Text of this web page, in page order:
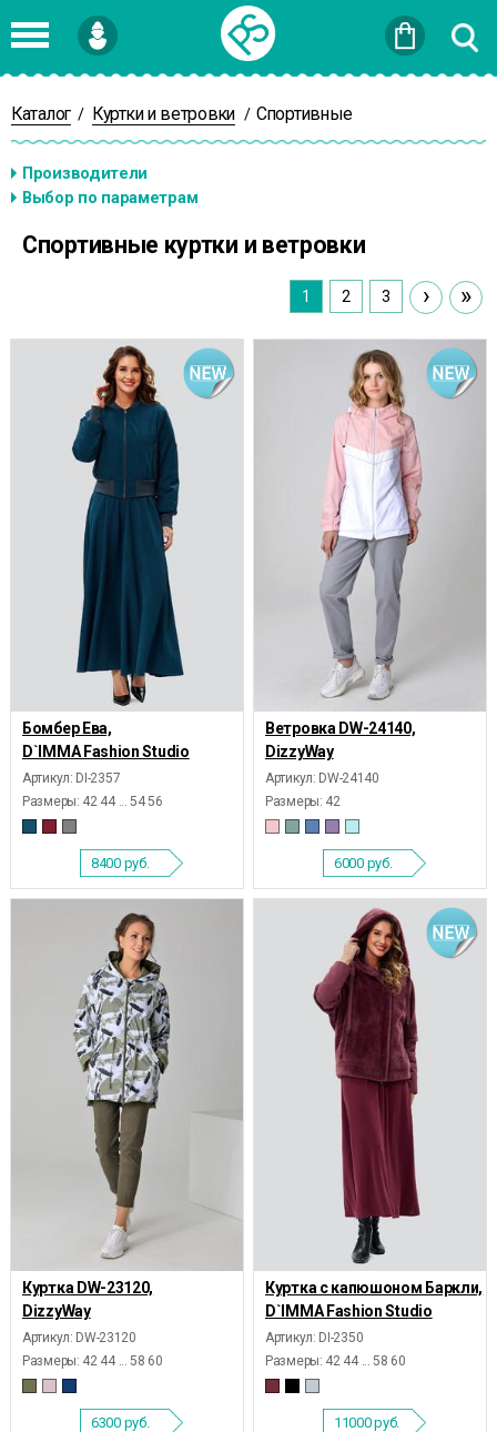
Войти
Каталог / Куртки и ветровки / Спортивные
Спортивные куртки и ветровки
1 2 3 › »
Бомбер Ева,
D`IMMA Fashion Studio
Артикул: DI-2357
Размеры: 42 44 ... 54 56
8400 руб.
Ветровка DW-24140,
DizzyWay
Артикул: DW-24140
Размеры: 42
6000 руб.
Куртка DW-23120,
DizzyWay
Артикул: DW-23120
Размеры: 42 44 ... 58 60
6300 руб.
Куртка с капюшоном Баркли,
D`IMMA Fashion Studio
Артикул: DI-2350
Размеры: 42 44 ... 58 60
11000руб.